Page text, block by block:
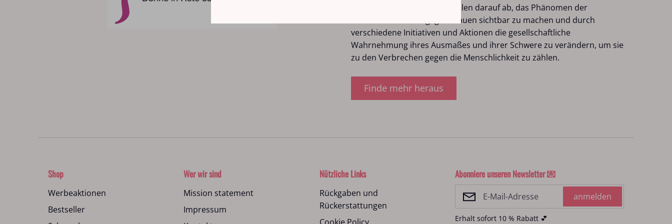
Die Maßnahmen von DiRe zielen darauf ab, das Phänomen der
männlichen Gewalt gegen Frauen sichtbar zu machen und durch
verschiedene Initiativen und Aktionen die gesellschaftliche
Wahrnehmung ihres Ausmaßes und ihrer Schwere zu verändern, um sie
zu den Verbrechen gegen die Menschlichkeit zu zählen.
Finde mehr heraus
Shop
Werbeaktionen
Bestseller
Wer wir sind
Mission statement
Impressum
Nützliche Links
Rückgaben und
Rückerstattungen
Abonniere unseren Newsletter 💌
anmelden
Erhalt sofort 10 % Rabatt 💕